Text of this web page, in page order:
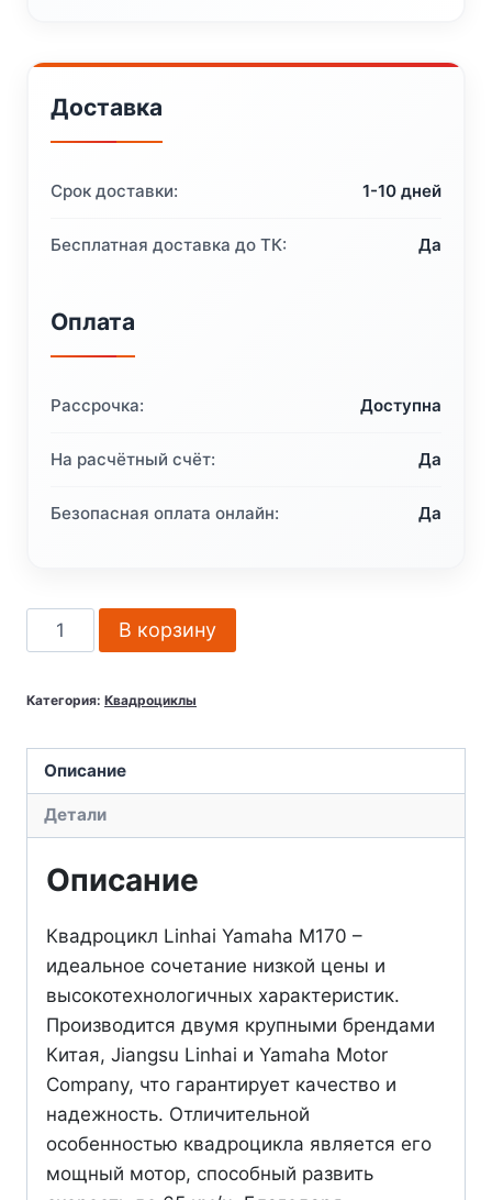
Доставка
Срок доставки: 1-10 дней
Бесплатная доставка до ТК: Да
Оплата
Рассрочка: Доступна
На расчётный счёт: Да
Безопасная оплата онлайн: Да
Количество
товара
Linhai
Z210
EFI
(разобранный,
ПСМ)
В корзину
Категория: Квадроциклы
Описание
Детали
Описание
Квадроцикл Linhai Yamaha M170 –
идеальное сочетание низкой цены и
высокотехнологичных характеристик.
Производится двумя крупными брендами
Китая, Jiangsu Linhai и Yamaha Motor
Company, что гарантирует качество и
надежность. Отличительной
особенностью квадроцикла является его
мощный мотор, способный развить